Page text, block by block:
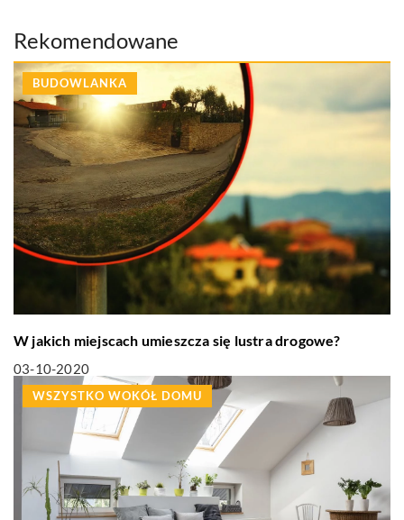
Rekomendowane
BUDOWLANKA
W jakich miejscach umieszcza się lustra drogowe?
03-10-2020
WSZYSTKO WOKÓŁ DOMU